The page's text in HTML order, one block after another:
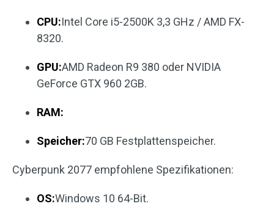
CPU:Intel Core i5-2500K 3,3 GHz / AMD FX-
8320.
GPU:AMD Radeon R9 380 oder NVIDIA
GeForce GTX 960 2GB.
RAM:
Speicher:70 GB Festplattenspeicher.
Cyberpunk 2077 empfohlene Spezifikationen:
OS:Windows 10 64-Bit.